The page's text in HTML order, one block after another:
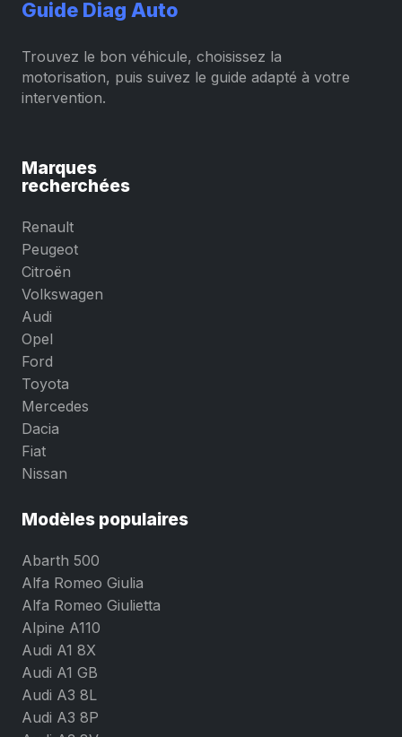
Guide Diag Auto
Trouvez le bon véhicule, choisissez la
motorisation, puis suivez le guide adapté à votre
intervention.
Marques
recherchées
Renault
Peugeot
Citroën
Volkswagen
Audi
Opel
Ford
Toyota
Mercedes
Dacia
Fiat
Nissan
Modèles populaires
Abarth 500
Alfa Romeo Giulia
Alfa Romeo Giulietta
Alpine A110
Audi A1 8X
Audi A1 GB
Audi A3 8L
Audi A3 8P